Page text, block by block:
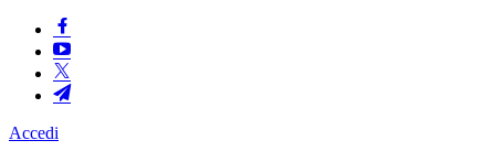
Accedi